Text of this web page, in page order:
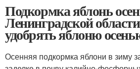
Подкормка яблонь
Ленинградской
удобрять яблоню
Осенняя подкормка яблони в зиму